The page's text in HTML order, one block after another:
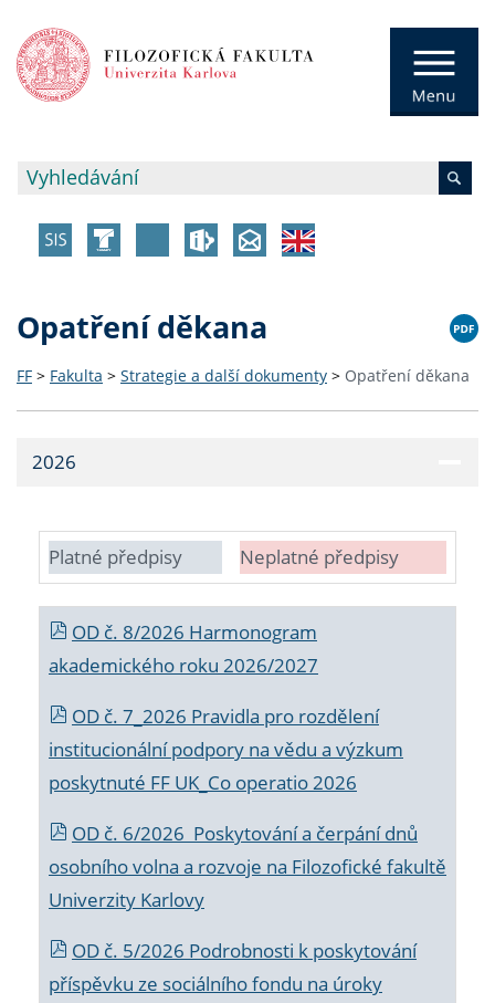
Opatření děkana
FF > Fakulta > Strategie a další dokumenty > Opatření děkana
2026
Platné předpisy Neplatné předpisy
OD č. 8/2026 Harmonogram
akademického roku 2026/2027
OD č. 7_2026 Pravidla pro rozdělení
institucionální podpory na vědu a výzkum
poskytnuté FF UK_Co operatio 2026
OD č. 6/2026 Poskytování a čerpání dnů
osobního volna a rozvoje na Filozofické fakultě
Univerzity Karlovy
OD č. 5/2026 Podrobnosti k poskytování
příspěvku ze sociálního fondu na úroky